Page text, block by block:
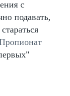
с
подавать,